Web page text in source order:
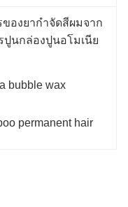
องยากําจัดสีผมจาก
ปูนกล่องปูนอโมเนีย
bubble wax
permanent hair